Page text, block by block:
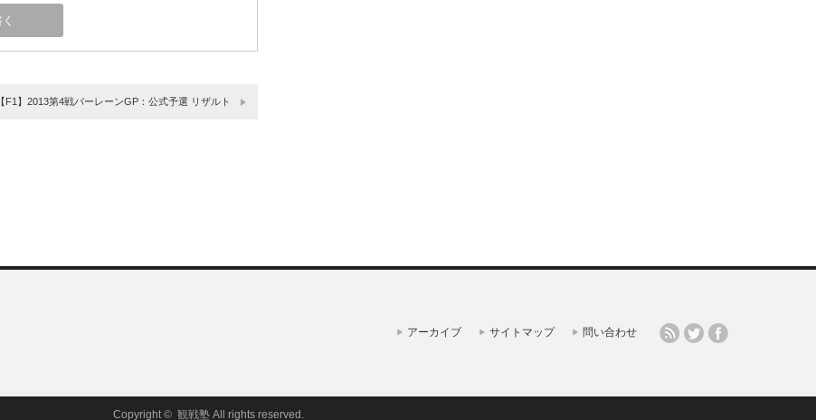
【F1】2013第4戦バーレーンGP：公式予選 リザルト
アーカイブ サイトマップ 問い合わせ
Copyright © 観戦塾All rights reserved.